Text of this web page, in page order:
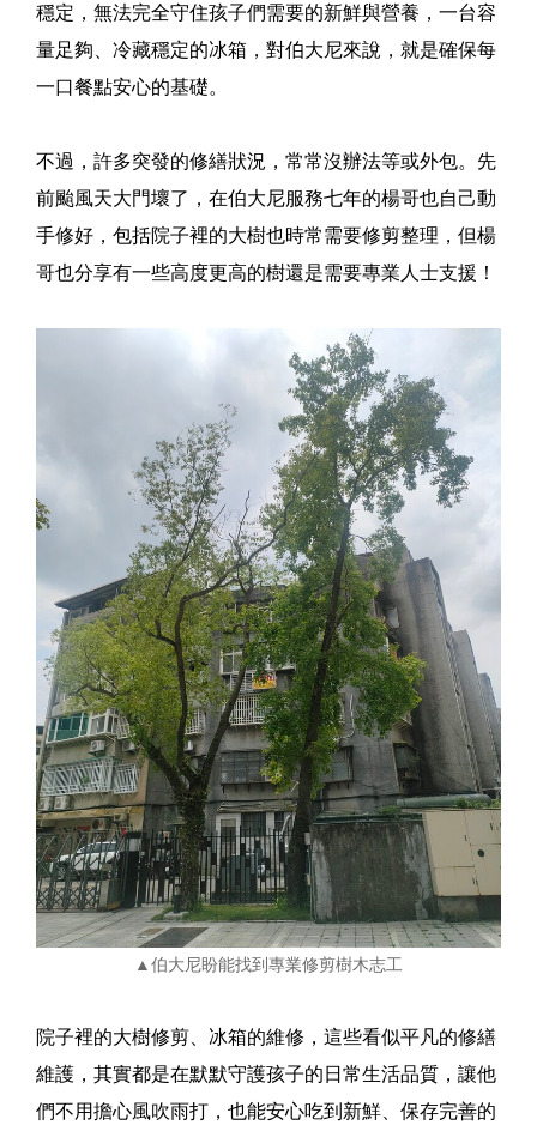
穩定，無法完全守住孩子們需要的新鮮與營養，一台容
量足夠、冷藏穩定的冰箱，對伯大尼來說，就是確保每
一口餐點安心的基礎。
不過，許多突發的修繕狀況，常常沒辦法等或外包。先
前颱風天大門壞了，在伯大尼服務七年的楊哥也自己動
手修好，包括院子裡的大樹也時常需要修剪整理，但楊
哥也分享有一些高度更高的樹還是需要專業人士支援！
▲伯大尼盼能找到專業修剪樹木志工
院子裡的大樹修剪、冰箱的維修，這些看似平凡的修繕
維護，其實都是在默默守護孩子的日常生活品質，讓他
們不用擔心風吹雨打，也能安心吃到新鮮、保存完善的